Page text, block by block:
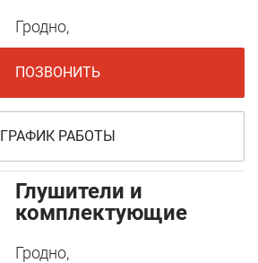
Гродно,
ПОЗВОНИТЬ
ГРАФИК РАБОТЫ
Глушители и
комплектующие
Гродно,